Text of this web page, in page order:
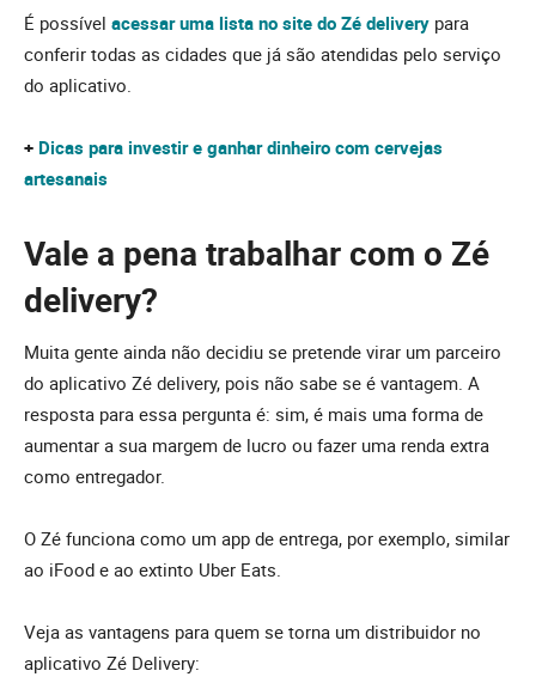
É possível acessar uma lista no site do Zé delivery para
conferir todas as cidades que já são atendidas pelo serviço
do aplicativo.
+ Dicas para investir e ganhar dinheiro com cervejas
artesanais
Vale a pena trabalhar com o Zé
delivery?
Muita gente ainda não decidiu se pretende virar um parceiro
do aplicativo Zé delivery, pois não sabe se é vantagem. A
resposta para essa pergunta é: sim, é mais uma forma de
aumentar a sua margem de lucro ou fazer uma renda extra
como entregador.
O Zé funciona como um app de entrega, por exemplo, similar
ao iFood e ao extinto Uber Eats.
Veja as vantagens para quem se torna um distribuidor no
aplicativo Zé Delivery: